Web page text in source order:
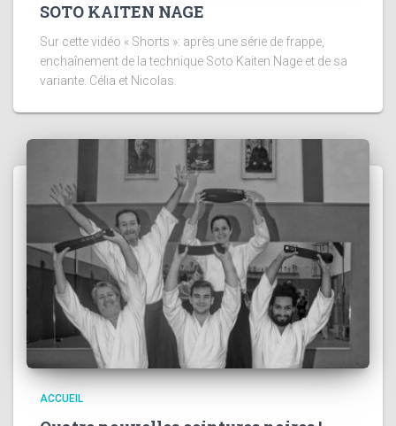
SOTO KAITEN NAGE
Sur cette vidéo « Shorts »: après une série de frappe,
enchaînement de la technique Soto Kaiten Nage et de sa
variante. Célia et Nicolas.
ACCUEIL